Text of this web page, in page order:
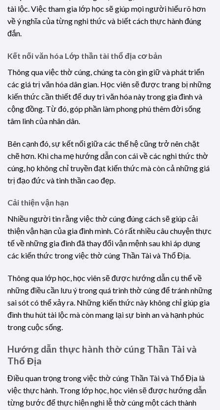
tài lộc. Việc tham gia lớp học sẽ giúp mọi người hiểu rõ hơn
về ý nghĩa của từng nghi thức và biết cách thực hành đúng
đắn.
Kết nối văn hóa Lớp thần tài thổ địa cơ bản
Thông qua việc thờ cúng, chúng ta còn gìn giữ và phát triển
các giá trị văn hóa dân gian. Học viên sẽ được trang bị những
kiến thức cần thiết để duy trì văn hóa này trong gia đình và
cộng đồng. Từ đó, góp phần làm phong phú thêm đời sống
tâm linh của nhân dân.
Bên cạnh đó, sự kết nối giữa các thế hệ cũng trở nên chặt
chẽ hơn. Khi cha mẹ hướng dẫn con cái về các nghi thức thờ
cúng, họ không chỉ truyền đạt kiến thức mà còn cả những giá
trị đạo đức và tinh thần cao đẹp.
Cải thiện vận hạn
Nhiều người tin rằng việc thờ cúng đúng cách sẽ giúp cải
thiện vận hạn của gia đình mình. Có rất nhiều câu chuyện thực
tế về những gia đình đã thay đổi vận mệnh sau khi áp dụng
các kiến thức trong việc thờ cúng Thần Tài và Thổ Địa.
Thông qua lớp học, học viên sẽ được hướng dẫn cụ thể về
những điều cần lưu ý trong quá trình thờ cúng để tránh những
sai sót có thể xảy ra. Những kiến thức này không chỉ giúp gia
đình thu hút tài lộc mà còn mang lại sự bình an và hạnh phúc
trong cuộc sống.
Hướng dẫn thực hành thờ cúng Thần Tài và
Thổ Địa
Điều quan trọng trong việc thờ cúng Thần Tài và Thổ Địa là
việc thực hành. Trong lớp học, học viên sẽ được hướng dẫn
từng bước để thực hiện nghi lễ thờ cúng một cách thành